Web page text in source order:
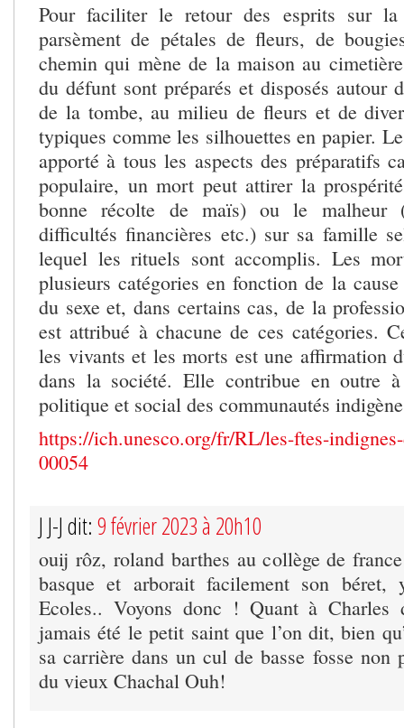
Pour faciliter le retour des esprits sur
parsèment de pétales de fleurs, de
chemin qui mène de la maison au
du défunt sont préparés et disposés autour
de la tombe, au milieu de fleurs et de
typiques comme les silhouettes en papier.
apporté à tous les aspects des préparatifs
populaire, un mort peut attirer la
bonne récolte de maïs) ou le malheur
difficultés financières etc.) sur sa famille
lequel les rituels sont accomplis. Les
plusieurs catégories en fonction de la
du sexe et, dans certains cas, de la
est attribué à chacune de ces catégories.
les vivants et les morts est une affirmation
dans la société. Elle contribue en outre
politique et social des communautés
https://ich.unesco.org/fr/RL/les-ftes-
00054
J J-J dit: 9 février 2023 à 20h10
ouij rôz, roland barthes au collège de
basque et arborait facilement son béret,
Ecoles.. Voyons donc ! Quant à Charles
jamais été le petit saint que l’on dit, bien
sa carrière dans un cul de basse fosse non
du vieux Chachal Ouh!